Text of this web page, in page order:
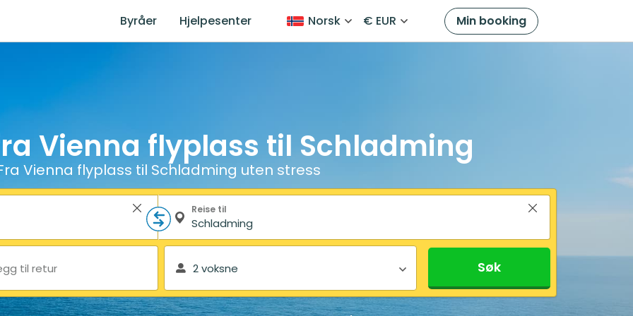
Byråer Hjelpesenter Norsk € EUR Min booking
Vienna flyplass til Schladming
Vienna flyplass til Schladming uten stress
Reise til
til retur 2 voksne Søk